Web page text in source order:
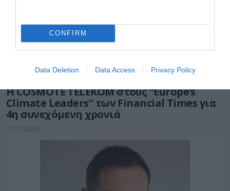
CONFIRM
Data Deletion Data Access Privacy Policy
Η COSMOTE TELEKOM στους “Europe’s
Climate Leaders” των Financial Times για
4η συνεχόμενη χρονιά
31.07.2026